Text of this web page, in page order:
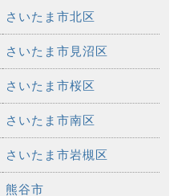
さいたま市北区
さいたま市見沼区
さいたま市桜区
さいたま市南区
さいたま市岩槻区
熊谷市